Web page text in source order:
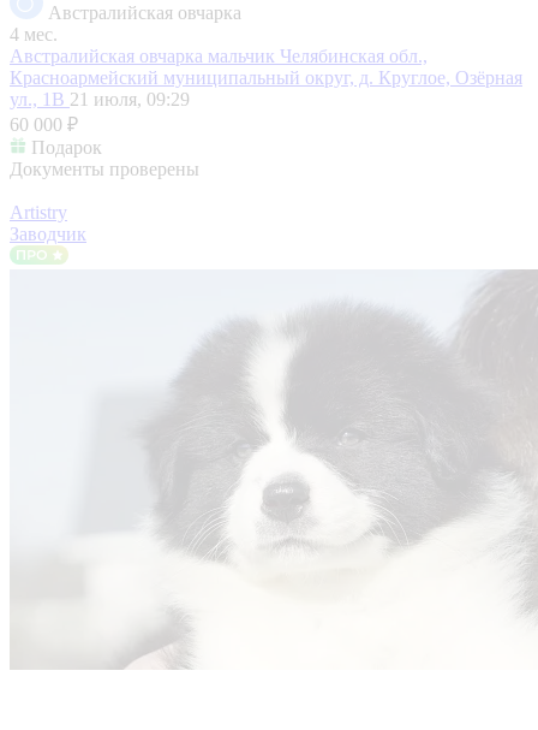
Австралийская овчарка
4 мес.
Австралийская овчарка мальчик Челябинская обл.,
Красноармейский муниципальный округ, д. Круглое, Озёрная
ул., 1В 21 июля, 09:29
60 000 ₽
Подарок
Документы проверены
Artistry
Заводчик